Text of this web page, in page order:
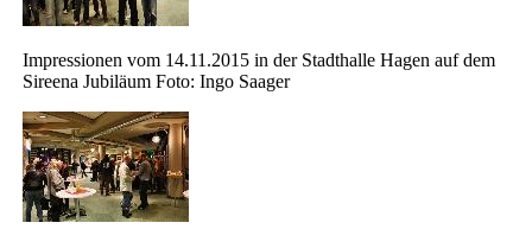
Impressionen vom 14.11.2015 in der Stadthalle Hagen auf dem
Sireena Jubiläum Foto: Ingo Saager